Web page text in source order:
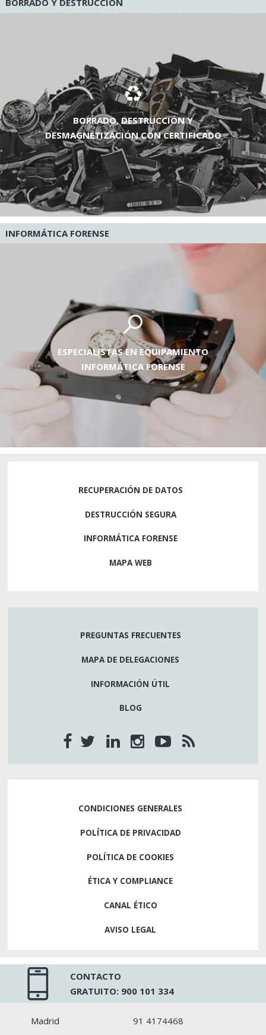
BORRADO Y DESTRUCCIÓN
BORRADO, DESTRUCCIÓN Y
DESMAGNETIZACIÓN CON CERTIFICADO
INFORMÁTICA FORENSE
ESPECIALISTAS EN EQUIPAMIENTO
INFORMÁTICA FORENSE
RECUPERACIÓN DE DATOS
DESTRUCCIÓN SEGURA
INFORMÁTICA FORENSE
MAPA WEB
PREGUNTAS FRECUENTES
MAPA DE DELEGACIONES
INFORMACIÓN ÚTIL
BLOG
CONDICIONES GENERALES
POLÍTICA DE PRIVACIDAD
POLÍTICA DE COOKIES
ÉTICA Y COMPLIANCE
CANAL ÉTICO
AVISO LEGAL
CONTACTO
GRATUITO: 900 101 334
Madrid 91 4174468